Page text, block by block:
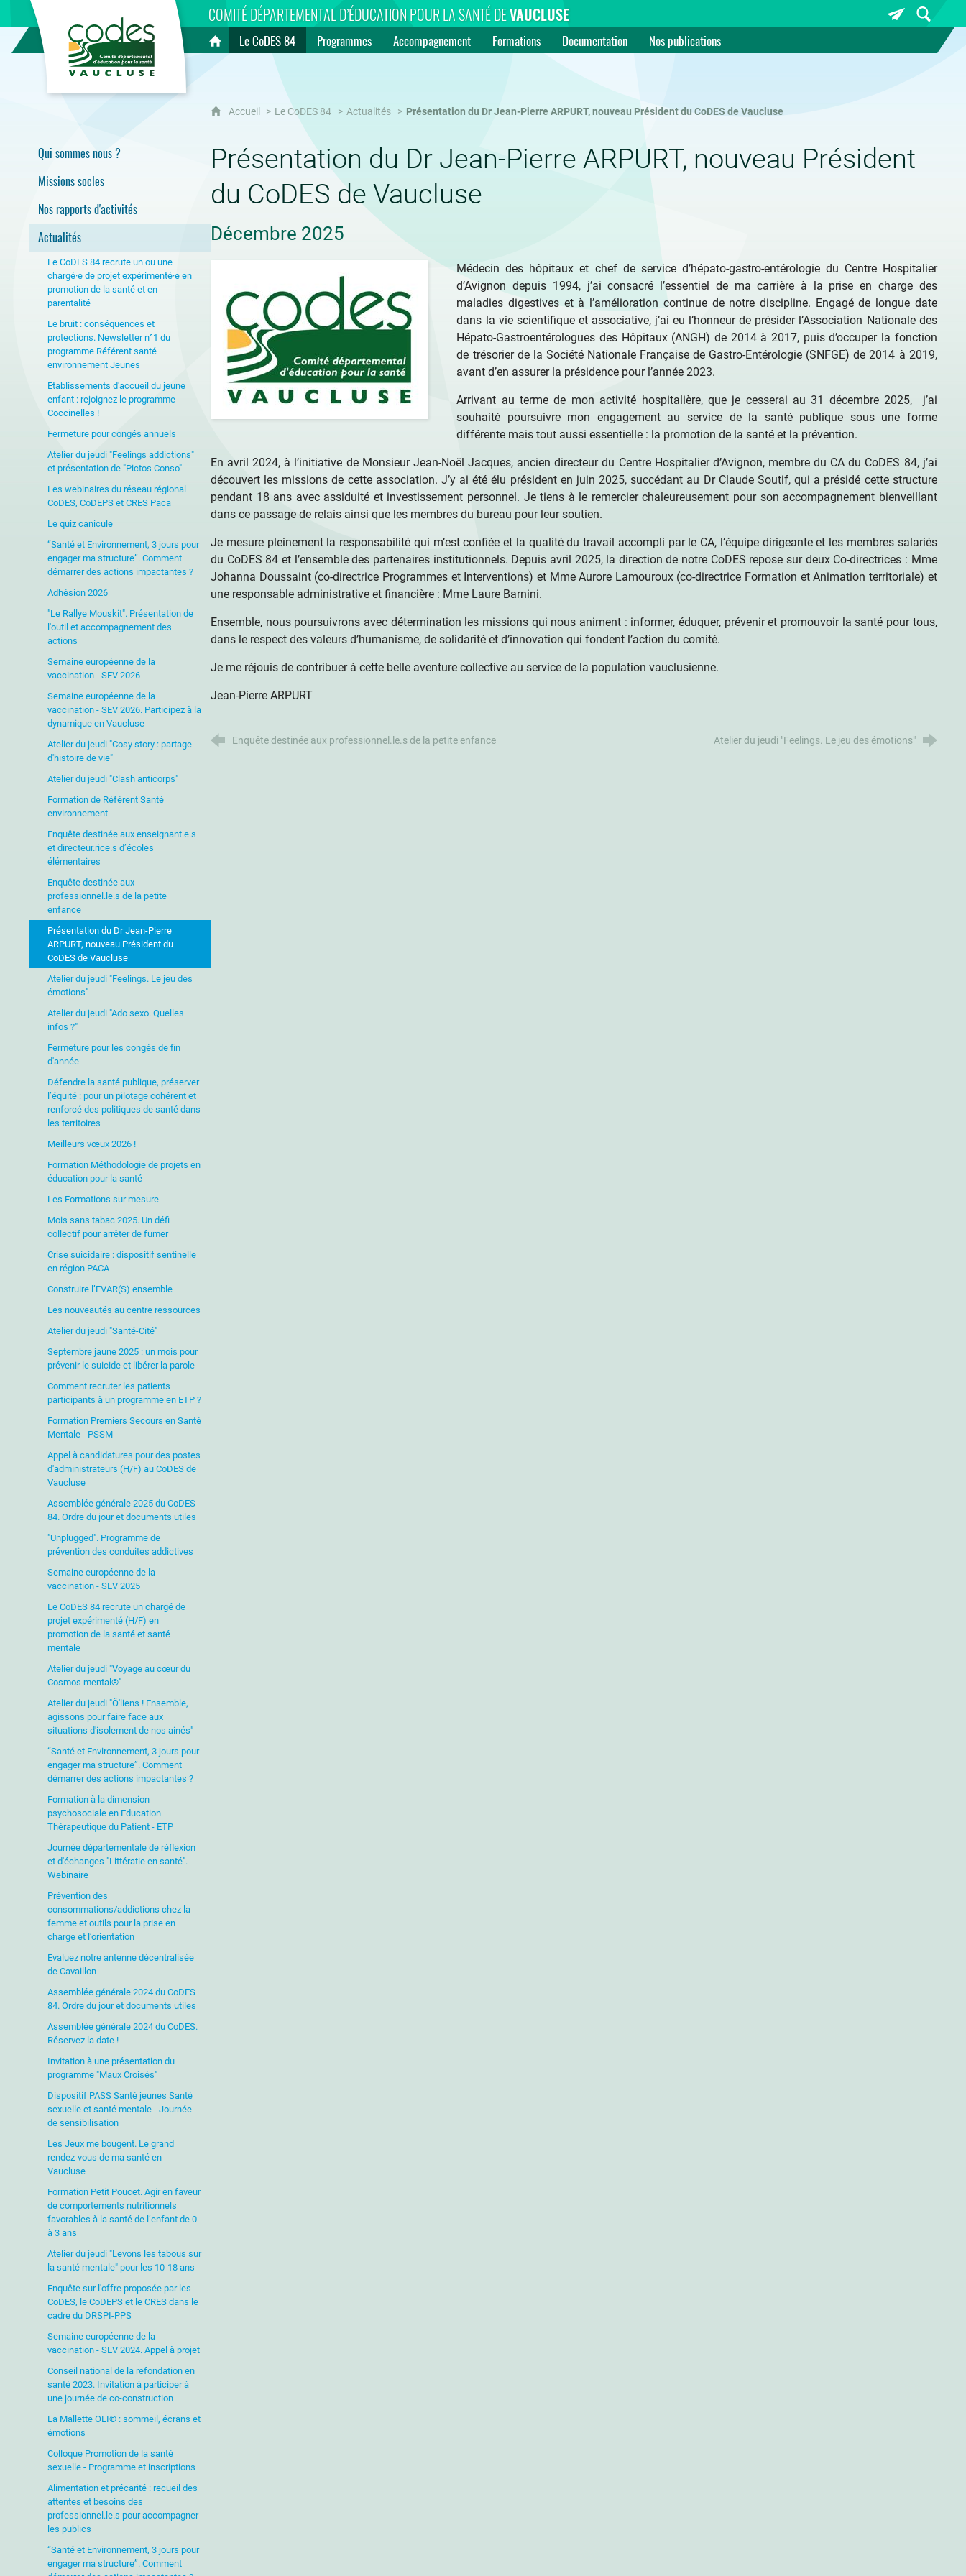
COMITÉ DÉPARTEMENTAL D’ÉDUCATION POUR LA SANTÉ DEVAUCLUSE
Accueil
Le CoDES 84 Programmes Accompagnement Formations Documentation Nos publications
Qui sommes nous ?
Missions socles
Nos rapports d'activités
Actualités
Le CoDES 84 recrute un ou une
chargé·e de projet expérimenté·e en
promotion de la santé et en
parentalité
Le bruit : conséquences et
protections. Newsletter n°1 du
programme Référent santé
environnement Jeunes
Etablissements d'accueil du jeune
enfant : rejoignez le programme
Coccinelles !
Fermeture pour congés annuels
Atelier du jeudi "Feelings addictions"
et présentation de "Pictos Conso"
Les webinaires du réseau régional
CoDES, CoDEPS et CRES Paca
Le quiz canicule
“Santé et Environnement, 3 jours pour
engager ma structure”. Comment
démarrer des actions impactantes ?
Adhésion 2026
"Le Rallye Mouskit". Présentation de
l'outil et accompagnement des
actions
Semaine européenne de la
vaccination - SEV 2026
Semaine européenne de la
vaccination - SEV 2026. Participez à la
dynamique en Vaucluse
Atelier du jeudi "Cosy story : partage
d'histoire de vie"
Atelier du jeudi "Clash anticorps"
Formation de Référent Santé
environnement
Enquête destinée aux enseignant.e.s
et directeur.rice.s d’écoles
élémentaires
Enquête destinée aux
professionnel.le.s de la petite
enfance
Présentation du Dr Jean-Pierre
ARPURT, nouveau Président du
CoDES de Vaucluse
Atelier du jeudi "Feelings. Le jeu des
émotions"
Atelier du jeudi "Ado sexo. Quelles
infos ?"
Fermeture pour les congés de fin
d'année
Défendre la santé publique, préserver
l’équité : pour un pilotage cohérent et
renforcé des politiques de santé dans
les territoires
Meilleurs vœux 2026 !
Formation Méthodologie de projets en
éducation pour la santé
Les Formations sur mesure
Mois sans tabac 2025. Un défi
collectif pour arrêter de fumer
Crise suicidaire : dispositif sentinelle
en région PACA
Construire l’EVAR(S) ensemble
Les nouveautés au centre ressources
Atelier du jeudi "Santé-Cité"
Septembre jaune 2025 : un mois pour
prévenir le suicide et libérer la parole
Comment recruter les patients
participants à un programme en ETP ?
Formation Premiers Secours en Santé
Mentale - PSSM
Appel à candidatures pour des postes
d'administrateurs (H/F) au CoDES de
Vaucluse
Assemblée générale 2025 du CoDES
84. Ordre du jour et documents utiles
"Unplugged". Programme de
prévention des conduites addictives
Semaine européenne de la
vaccination - SEV 2025
Le CoDES 84 recrute un chargé de
projet expérimenté (H/F) en
promotion de la santé et santé
mentale
Atelier du jeudi "Voyage au cœur du
Cosmos mental®"
Atelier du jeudi "Ô'liens ! Ensemble,
agissons pour faire face aux
situations d'isolement de nos ainés"
“Santé et Environnement, 3 jours pour
engager ma structure”. Comment
démarrer des actions impactantes ?
Formation à la dimension
psychosociale en Education
Thérapeutique du Patient - ETP
Journée départementale de réflexion
et d'échanges "Littératie en santé".
Webinaire
Prévention des
consommations/addictions chez la
femme et outils pour la prise en
charge et l’orientation
Evaluez notre antenne décentralisée
de Cavaillon
Assemblée générale 2024 du CoDES
84. Ordre du jour et documents utiles
Assemblée générale 2024 du CoDES.
Réservez la date !
Invitation à une présentation du
programme "Maux Croisés"
Dispositif PASS Santé jeunes Santé
sexuelle et santé mentale - Journée
de sensibilisation
Les Jeux me bougent. Le grand
rendez-vous de ma santé en
Vaucluse
Formation Petit Poucet. Agir en faveur
de comportements nutritionnels
favorables à la santé de l’enfant de 0
à 3 ans
Atelier du jeudi "Levons les tabous sur
la santé mentale" pour les 10-18 ans
Enquête sur l'offre proposée par les
CoDES, le CoDEPS et le CRES dans le
cadre du DRSPI-PPS
Semaine européenne de la
vaccination - SEV 2024. Appel à projet
Conseil national de la refondation en
santé 2023. Invitation à participer à
une journée de co-construction
La Mallette OLI® : sommeil, écrans et
émotions
Colloque Promotion de la santé
sexuelle - Programme et inscriptions
Alimentation et précarité : recueil des
attentes et besoins des
professionnel.le.s pour accompagner
les publics
“Santé et Environnement, 3 jours pour
engager ma structure”. Comment
Accueil Le CoDES 84 Actualités Présentation du Dr Jean-Pierre ARPURT, nouveau Président du CoDES de Vaucluse
Présentation du Dr Jean-Pierre ARPURT, nouveau Président
du CoDES de Vaucluse
Décembre 2025
Médecin des hôpitaux et chef de service d’hépato-gastro-entérologie du Centre Hospitalier
d’Avignon depuis 1994, j’ai consacré l’essentiel de ma carrière à la prise en charge des
maladies digestives et à l’amélioration continue de notre discipline. Engagé de longue date
dans la vie scientifique et associative, j’ai eu l’honneur de présider l’Association Nationale des
Hépato-Gastroentérologues des Hôpitaux (ANGH) de 2014 à 2017, puis d’occuper la fonction
de trésorier de la Société Nationale Française de Gastro-Entérologie (SNFGE) de 2014 à 2019,
avant d’en assurer la présidence pour l’année 2023.
Arrivant au terme de mon activité hospitalière, que je cesserai au 31 décembre 2025, j’ai
souhaité poursuivre mon engagement au service de la santé publique sous une forme
différente mais tout aussi essentielle : la promotion de la santé et la prévention.
En avril 2024, à l’initiative de Monsieur Jean-Noël Jacques, ancien directeur du Centre Hospitalier d’Avignon, membre du CA du CoDES 84, j’ai
découvert les missions de cette association. J’y ai été élu président en juin 2025, succédant au Dr Claude Soutif, qui a présidé cette structure
pendant 18 ans avec assiduité et investissement personnel. Je tiens à le remercier chaleureusement pour son accompagnement bienveillant
dans ce passage de relais ainsi que les membres du bureau pour leur soutien.
Je mesure pleinement la responsabilité qui m’est confiée et la qualité du travail accompli par le CA, l’équipe dirigeante et les membres salariés
du CoDES 84 et l’ensemble des partenaires institutionnels. Depuis avril 2025, la direction de notre CoDES repose sur deux Co-directrices : Mme
Johanna Doussaint (co-directrice Programmes et Interventions) et Mme Aurore Lamouroux (co-directrice Formation et Animation territoriale) et
une responsable administrative et financière : Mme Laure Barnini.
Ensemble, nous poursuivrons avec détermination les missions qui nous animent : informer, éduquer, prévenir et promouvoir la santé pour tous,
dans le respect des valeurs d’humanisme, de solidarité et d’innovation qui fondent l’action du comité.
Je me réjouis de contribuer à cette belle aventure collective au service de la population vauclusienne.
Jean-Pierre ARPURT
Enquête destinée aux professionnel.le.s de la petite enfance Atelier du jeudi "Feelings. Le jeu des émotions"